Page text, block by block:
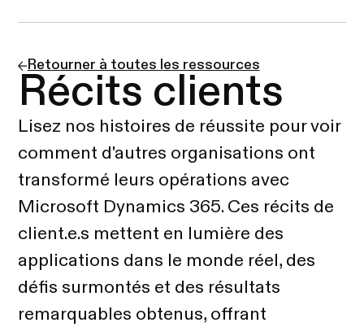
Retourner à toutes les ressources
Récits clients
Lisez nos histoires de réussite pour voir
comment d'autres organisations ont
transformé leurs opérations avec
Microsoft Dynamics 365. Ces récits de
client.e.s mettent en lumière des
applications dans le monde réel, des
défis surmontés et des résultats
remarquables obtenus, offrant